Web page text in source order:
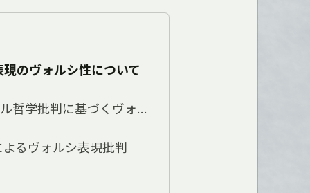
のヴォルシ性について
F.G.フィレナによるヴェルテール哲学批判に基づくヴォルシ表現の肯定
るヴォルシ表現批判